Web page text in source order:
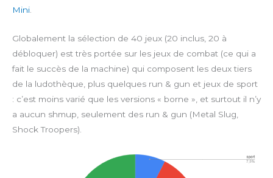
Mini
Globalement la sélection de 40 jeux (20 inclus, 20 à
débloquer) est très portée sur les jeux de combat (ce qui a
fait le succès de la machine) qui composent les deux tiers
de la ludothèque, plus quelques run & gun et jeux de sport
: c’est moins varié que les versions « borne », et surtout il n’y
a aucun shmup, seulement des run & gun (Metal Slug,
Shock Troopers).